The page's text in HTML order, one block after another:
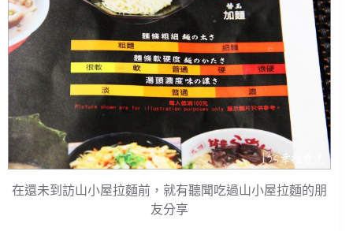
在還未到訪山小屋拉麵前，就有聽聞吃過山小屋拉麵的朋
友分享